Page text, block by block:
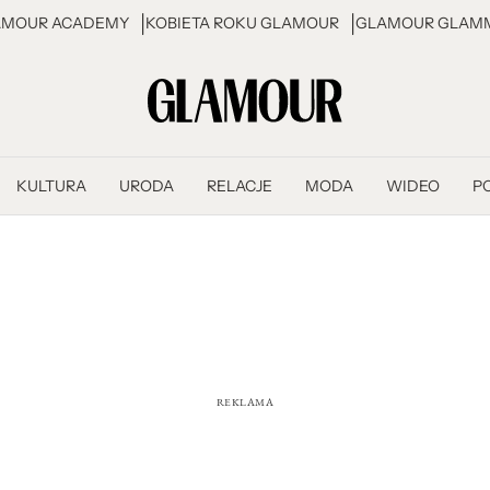
ACADEMY KOBIETA ROKU GLAMOUR GLAMOUR
KULTURA URODA RELACJE MODA WIDEO